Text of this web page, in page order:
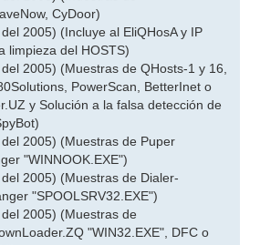
CyDoor)
2005) (Incluye al EliQHosA y IP
limpieza del HOSTS)
2005) (Muestras de QHosts-1 y 16,
PowerScan, BetterInet o
y Solución a la falsa detección de
2005) (Muestras de Puper
"WINNOOK.EXE")
2005) (Muestras de Dialer-
"SPOOLSRV32.EXE")
2005) (Muestras de
"WIN32.EXE", DFC o